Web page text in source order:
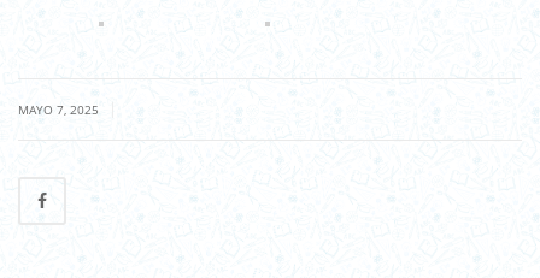
MAYO 7, 2025